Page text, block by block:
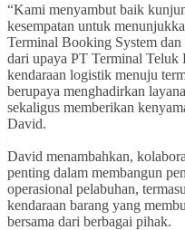
“Kami menyambut baik
kesempatan untuk
Terminal Booking System
dari upaya PT Terminal Teluk
kendaraan logistik menuju
berupaya menghadirkan
sekaligus memberikan
David.
David menambahkan,
penting dalam membangun
operasional pelabuhan,
kendaraan barang yang
bersama dari berbagai pihak.